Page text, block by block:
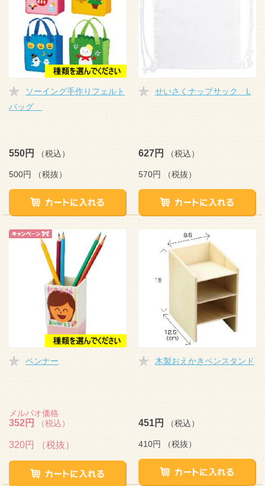
ソーイング手作りフェルト
バッグ
550円 （税込）
500円 （税抜）
せいさくナップサック L
627円 （税込）
570円 （税抜）
ペンナー
メルパオ価格
352円 （税込）
320円 （税抜）
木製おえかきペンスタンド
451円 （税込）
410円 （税抜）